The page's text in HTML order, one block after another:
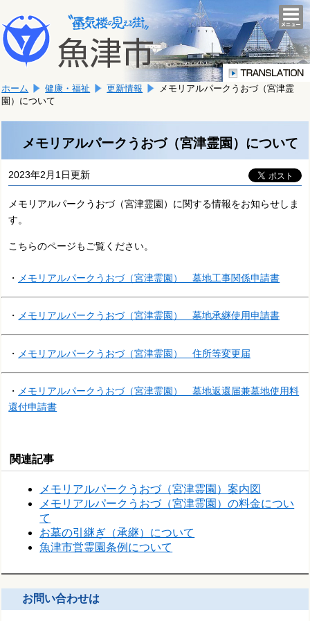
文
へ
移
ま
す。
こ
か
文
で
す。
ホーム 健康・福祉 更新情報
メモリアルパークうおづ（宮津霊
園）について
メモリアルパークうおづ（宮津霊園）について
2023年2月1日更新
メモリアルパークうおづ（宮津霊園）に関する情報をお知らせしま
す。
こちらのページもご覧ください。
・ メモリアルパークうおづ（宮津霊園） 墓地工事関係申請書
・ メモリアルパークうおづ（宮津霊園） 墓地承継使用申請書
・ メモリアルパークうおづ（宮津霊園） 住所等変更届
・ メモリアルパークうおづ（宮津霊園） 墓地返還届兼墓地使用料
還付申請書
関連記事
メモリアルパークうおづ（宮津霊園）案内図
メモリアルパークうおづ（宮津霊園）の料金につい
て
お墓の引継ぎ（承継）について
魚津市営霊園条例について
お問い合わせは